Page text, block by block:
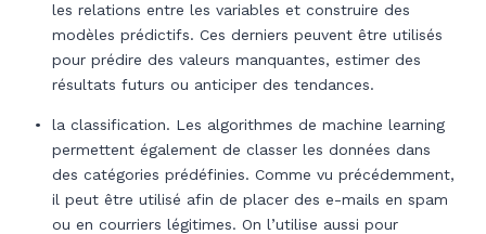
les relations entre les variables et construire des
modèles prédictifs. Ces derniers peuvent être utilisés
pour prédire des valeurs manquantes, estimer des
résultats futurs ou anticiper des tendances.
la classification. Les algorithmes de machine learning
permettent également de classer les données dans
des catégories prédéfinies. Comme vu précédemment,
il peut être utilisé afin de placer des e-mails en spam
ou en courriers légitimes. On l’utilise aussi pour